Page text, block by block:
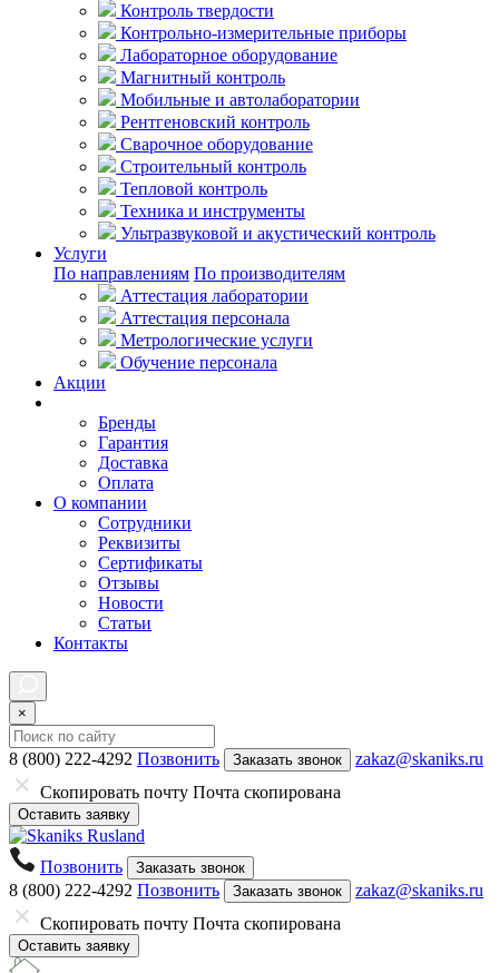
Контроль твердости
Контрольно-измерительные приборы
Лабораторное оборудование
Магнитный контроль
Мобильные и автолаборатории
Рентгеновский контроль
Сварочное оборудование
Строительный контроль
Тепловой контроль
Техника и инструменты
Ультразвуковой и акустический контроль
Услуги
По направлениям По производителям
Аттестация лаборатории
Аттестация персонала
Метрологические услуги
Обучение персонала
Акции
Бренды
Гарантия
Доставка
Оплата
О компании
Сотрудники
Реквизиты
Сертификаты
Отзывы
Новости
Статьи
Контакты
×
8 (800) 222-4292 Позвонить Заказать звонок
zakaz@skaniks.ru
Скопировать почту Почта скопирована
Оставить заявку
Позвонить Заказать звонок
8 (800) 222-4292 Позвонить Заказать звонок
zakaz@skaniks.ru
Скопировать почту Почта скопирована
Оставить заявку